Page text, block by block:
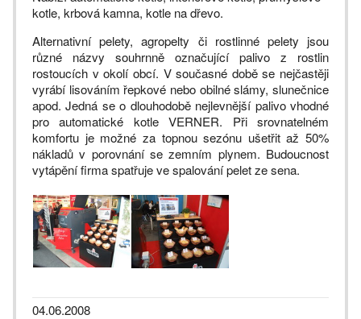
kotle, krbová kamna, kotle na dřevo.
Alternativní pelety, agropelty či rostlinné pelety jsou
různé názvy souhrnně označující palivo z rostlin
rostoucích v okolí obcí. V současné době se nejčastěji
vyrábí lisováním řepkové nebo obilné slámy, slunečnice
apod. Jedná se o dlouhodobě nejlevnější palivo vhodné
pro automatické kotle VERNER. Při srovnatelném
komfortu je možné za topnou sezónu ušetřit až 50%
nákladů v porovnání se zemním plynem. Budoucnost
vytápění firma spatřuje ve spalování pelet ze sena.
04.06.2008